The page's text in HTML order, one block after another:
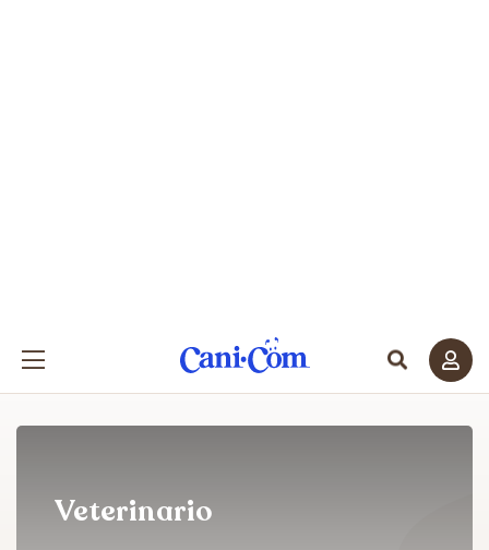
Veterinario